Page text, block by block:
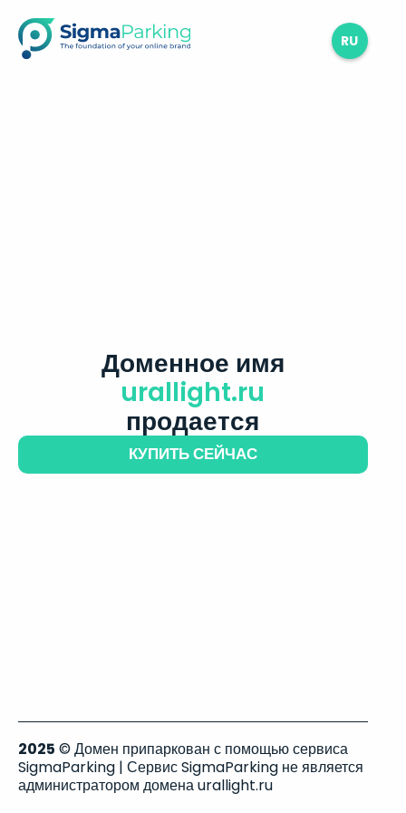
RU
Доменное имя
urallight.ru
продается
КУПИТЬ СЕЙЧАС
2025 © Домен припаркован с помощью сервиса
SigmaParking | Сервис SigmaParking не является
администратором домена urallight.ru